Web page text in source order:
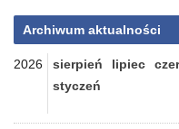
Archiwum aktualności
2026 sierpień lipiec
styczeń